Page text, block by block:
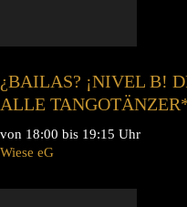
¿BAILAS? ¡NIVEL B!
ALLE
von 18:00 bis 19:15 Uhr
Wiese eG